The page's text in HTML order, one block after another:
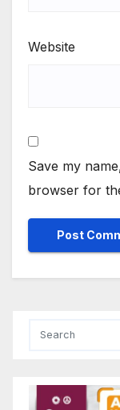
Website
Save my
browser for